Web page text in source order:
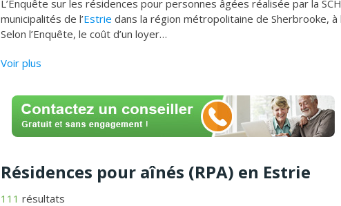
L’Enquête sur les résidences pour personnes âgées réalisée par la
municipalités de l’Estrie dans la région métropolitaine de Sherbrooke, à
Selon l’Enquête, le coût d’un loyer…
Voir plus
Résidences pour aînés (RPA) en Estrie
111 résultats